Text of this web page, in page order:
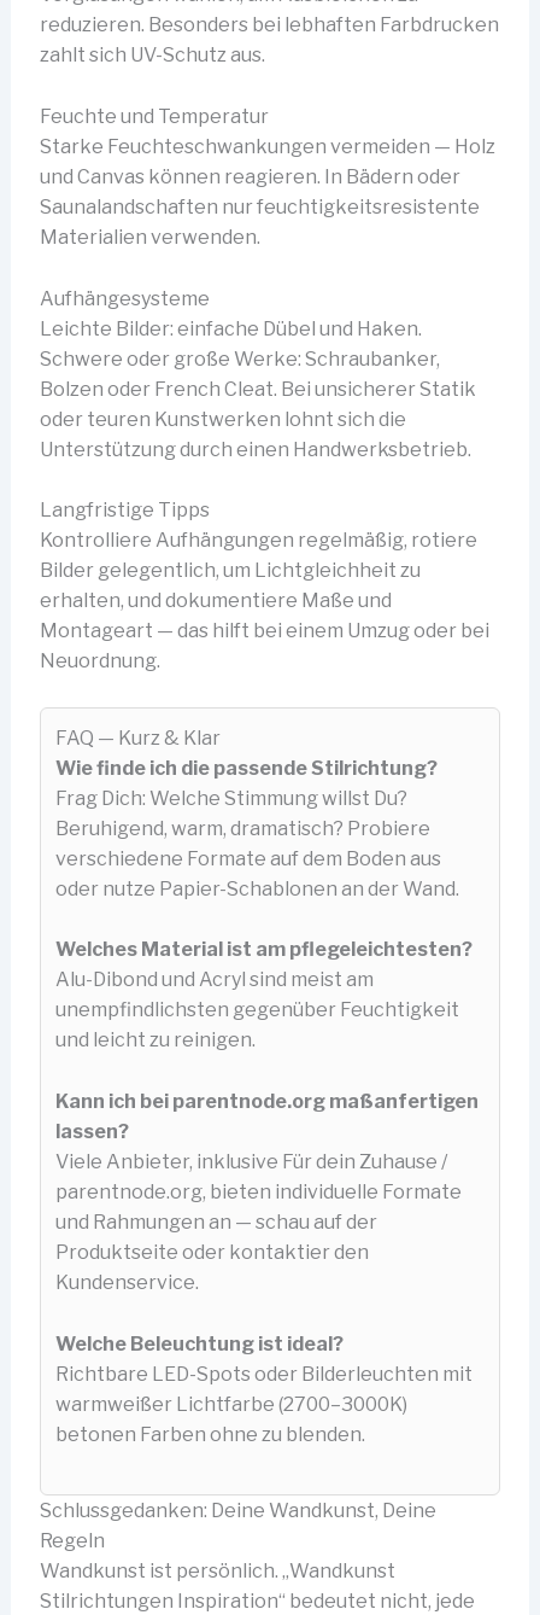
reduzieren. Besonders bei lebhaften Farbdrucken
zahlt sich UV-Schutz aus.
Feuchte und Temperatur
Starke Feuchteschwankungen vermeiden — Holz
und Canvas können reagieren. In Bädern oder
Saunalandschaften nur feuchtigkeitsresistente
Materialien verwenden.
Aufhängesysteme
Leichte Bilder: einfache Dübel und Haken.
Schwere oder große Werke: Schraubanker,
Bolzen oder French Cleat. Bei unsicherer Statik
oder teuren Kunstwerken lohnt sich die
Unterstützung durch einen Handwerksbetrieb.
Langfristige Tipps
Kontrolliere Aufhängungen regelmäßig, rotiere
Bilder gelegentlich, um Lichtgleichheit zu
erhalten, und dokumentiere Maße und
Montageart — das hilft bei einem Umzug oder bei
Neuordnung.
FAQ — Kurz & Klar
Wie finde ich die passende Stilrichtung?
Frag Dich: Welche Stimmung willst Du?
Beruhigend, warm, dramatisch? Probiere
verschiedene Formate auf dem Boden aus
oder nutze Papier-Schablonen an der Wand.
Welches Material ist am pflegeleichtesten?
Alu-Dibond und Acryl sind meist am
unempfindlichsten gegenüber Feuchtigkeit
und leicht zu reinigen.
Kann ich bei parentnode.org maßanfertigen
lassen?
Viele Anbieter, inklusive Für dein Zuhause /
parentnode.org, bieten individuelle Formate
und Rahmungen an — schau auf der
Produktseite oder kontaktier den
Kundenservice.
Welche Beleuchtung ist ideal?
Richtbare LED-Spots oder Bilderleuchten mit
warmweißer Lichtfarbe (2700–3000K)
betonen Farben ohne zu blenden.
Schlussgedanken: Deine Wandkunst, Deine
Regeln
Wandkunst ist persönlich. „Wandkunst
Stilrichtungen Inspiration“ bedeutet nicht, jede